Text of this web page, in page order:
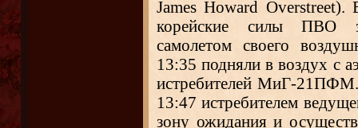
James Howard
корейские силы ПВО
самолетом своего
13:35 подняли в воздух с
истребителей МиГ-
13:47 истребителем
зону ожидания и